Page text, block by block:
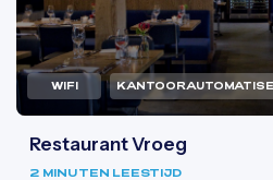
WIFI
Restaurant Vroeg
2 MINUTEN LEESTIJD